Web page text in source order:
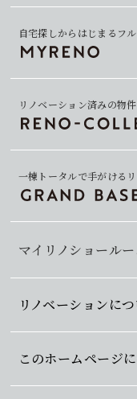
自宅探しからはじまるフ
マイリノショール
リノベーション済みの物
一棟トータルで手がける
リノベーションに
このホームページ